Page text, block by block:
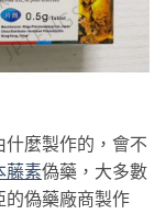
麼製作的，會不
藤素偽藥，大多數
的偽藥廠商製作